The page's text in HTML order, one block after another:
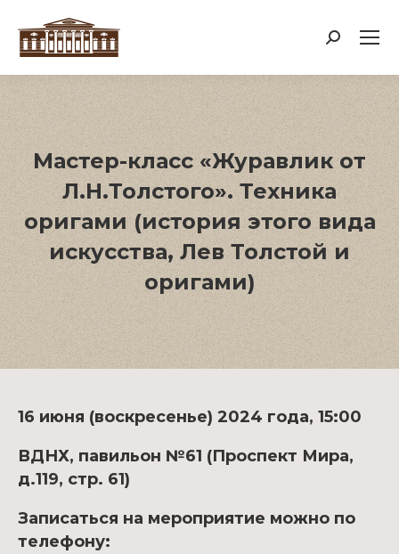
Поиск:
Мастер-класс «Журавлик от
Л.Н.Толстого». Техника
оригами (история этого вида
искусства, Лев Толстой и
оригами)
16 июня (воскресенье) 2024 года, 15:00
ВДНХ, павильон №61 (Проспект Мира,
д.119, стр. 61)
Записаться на мероприятие можно по
телефону: